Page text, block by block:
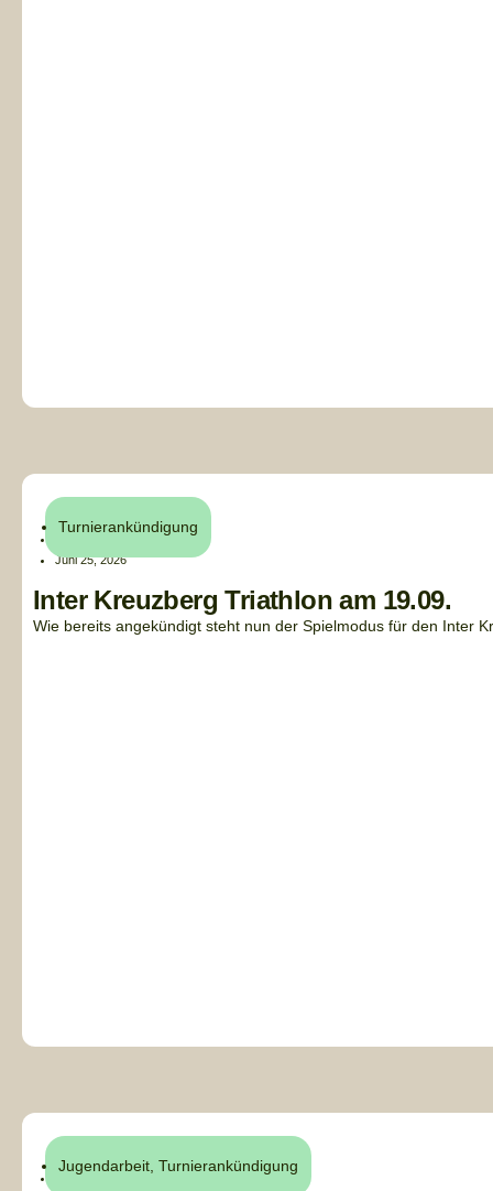
Turnierankündigung
Juni 25, 2026
Inter Kreuzberg Triathlon am 19.09.
Wie bereits angekündigt steht nun der Spielmodus für den Inter
Jugendarbeit Turnierankündigung
Alex